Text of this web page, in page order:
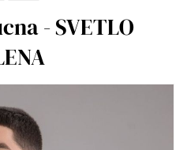
- SVETLO